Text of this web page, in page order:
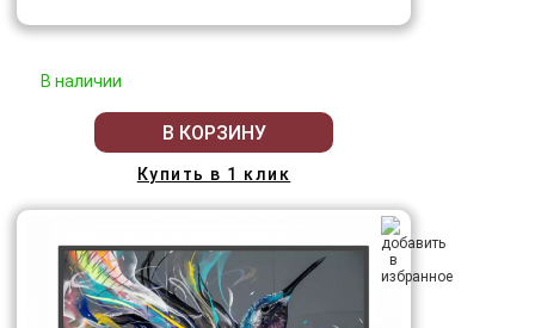
В наличии
В КОРЗИНУ
Купить в 1 клик